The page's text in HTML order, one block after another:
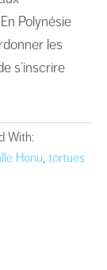
Polynésie
les
s’inscrire
With:
Honu, tortues